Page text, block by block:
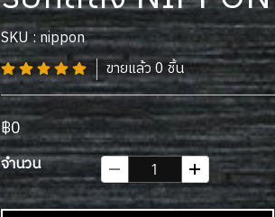
SKU : nippon
ขายแล้ว 0 ชิ้น
฿0
จำนวน